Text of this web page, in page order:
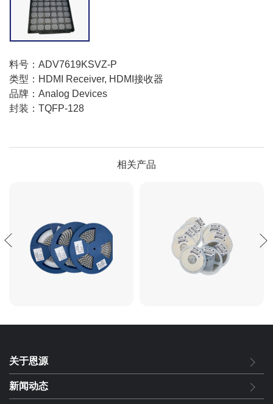
料号：ADV7619KSVZ-P
类型：HDMI Receiver, HDMI接收器
品牌：Analog Devices
封装：TQFP-128
相关产品
关于恩源
新闻动态